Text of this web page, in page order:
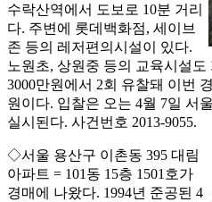
수락산역에서 도보로 10분 거리
다. 주변에 롯데백화점, 세이브
존 등의 레저편의시설이 있다.
노원초, 상원중 등의 교육시설
3000만원에서 2회 유찰돼 이번
원이다. 입찰은 오는 4월 7일 서
실시된다. 사건번호 2013-9055.
◇서울 용산구 이촌동 395 대림
아파트 = 101동 15층 1501호가
경매에 나왔다. 1994년 준공된 4